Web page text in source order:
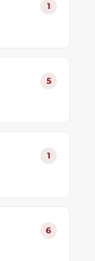
1
5
1
6